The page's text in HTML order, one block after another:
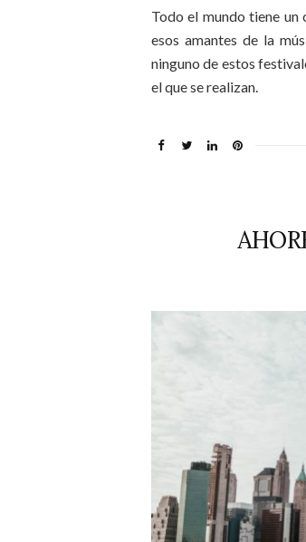
Todo el mundo tiene un
esos amantes de la
ninguno de estos
el que se realizan.